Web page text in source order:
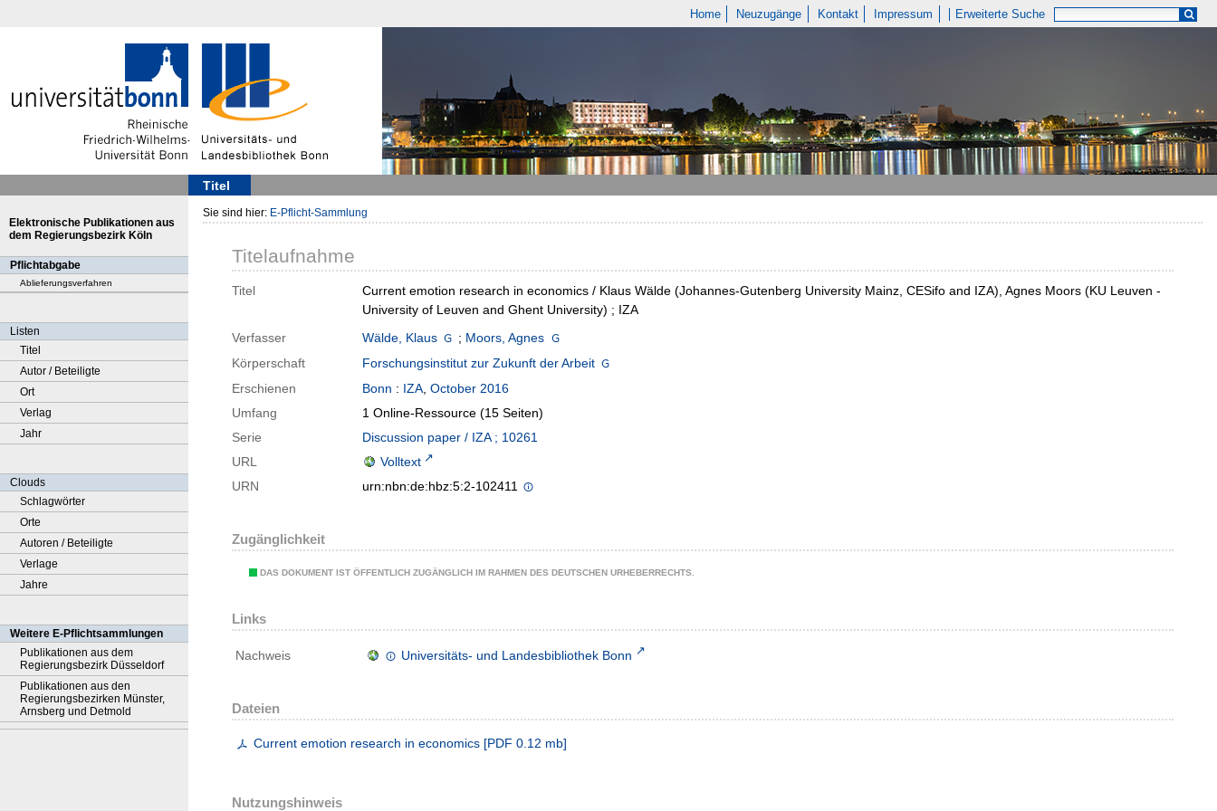
Home Neuzugänge Kontakt Impressum Erweiterte Suche
Titel
Elektronische Publikationen aus
dem Regierungsbezirk Köln
Pflichtabgabe
Ablieferungsverfahren
Listen
Titel
Autor / Beteiligte
Ort
Verlag
Jahr
Clouds
Schlagwörter
Orte
Autoren / Beteiligte
Verlage
Jahre
Weitere E-Pflichtsammlungen
Publikationen aus dem
Regierungsbezirk Düsseldorf
Publikationen aus den
Regierungsbezirken Münster,
Arnsberg und Detmold
Sie sind hier: E-Pflicht-Sammlung
Titelaufnahme
Titel
Current emotion research in economics / Klaus Wälde (Johannes-Gutenberg University Mainz, CESifo and IZA), Agnes Moors (KU Leuven -
University of Leuven and Ghent University) ; IZA
Verfasser
Wälde, Klaus ; Moors, Agnes
Körperschaft
Forschungsinstitut zur Zukunft der Arbeit
Erschienen
Bonn : IZA, October 2016
Umfang
1 Online-Ressource (15 Seiten)
Serie
Discussion paper / IZA ; 10261
URL
Volltext
URN
urn:nbn:de:hbz:5:2-102411
Zugänglichkeit
DAS DOKUMENT IST ÖFFENTLICH ZUGÄNGLICH IM RAHMEN DES DEUTSCHEN URHEBERRECHTS.
Links
Nachweis Universitäts- und Landesbibliothek Bonn
Dateien
Current emotion research in economics [PDF 0.12 mb]
Nutzungshinweis